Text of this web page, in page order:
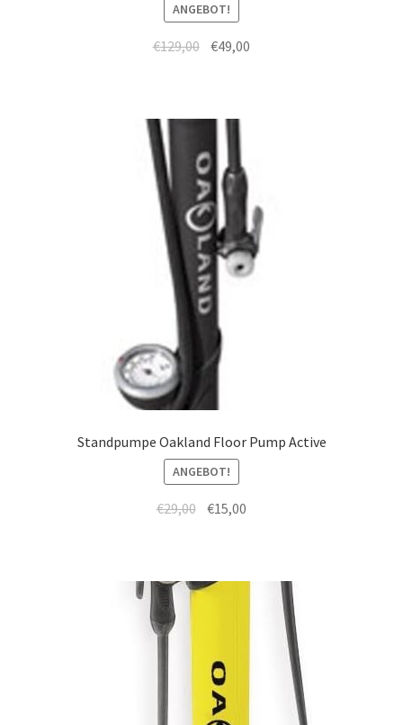
ANGEBOT!
€129,00 €49,00
Standpumpe Oakland Floor Pump Active
ANGEBOT!
€29,00 €15,00